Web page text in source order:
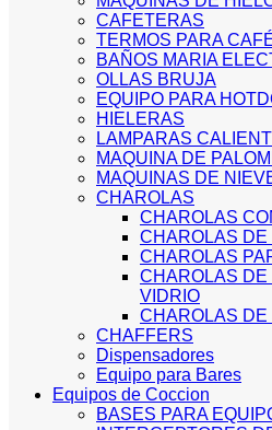
CAFETERAS
TERMOS PARA
BAÑOS MARIA
OLLAS BRUJA
EQUIPO PARA
HIELERAS
LAMPARAS
MAQUINA DE
MAQUINAS DE
CHAROLAS
CHAROLAS
CHAROLAS DE
CHAROLAS
CHAROLAS DE
VIDRIO
CHAROLAS
CHAFFERS
Dispensadores
Equipo para Bares
Equipos de Coccion
BASES PARA